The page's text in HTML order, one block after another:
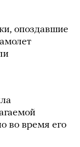
опоздавшие
во время его